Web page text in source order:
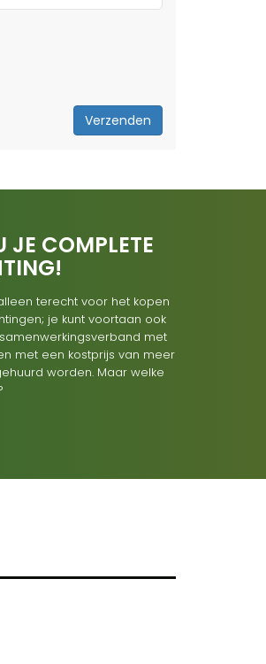
Verzenden
JE COMPLETE
terecht voor het kopen
je kunt voortaan ook
met
met een kostprijs van meer
worden. Maar welke